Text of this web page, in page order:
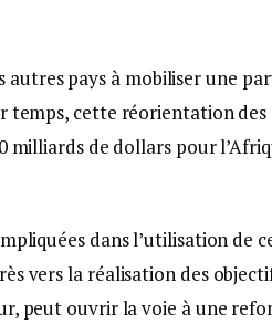
autres pays à mobiliser une
temps, cette réorientation des
milliards de dollars pour
dans l’utilisation de
vers la réalisation des
peut ouvrir la voie à une